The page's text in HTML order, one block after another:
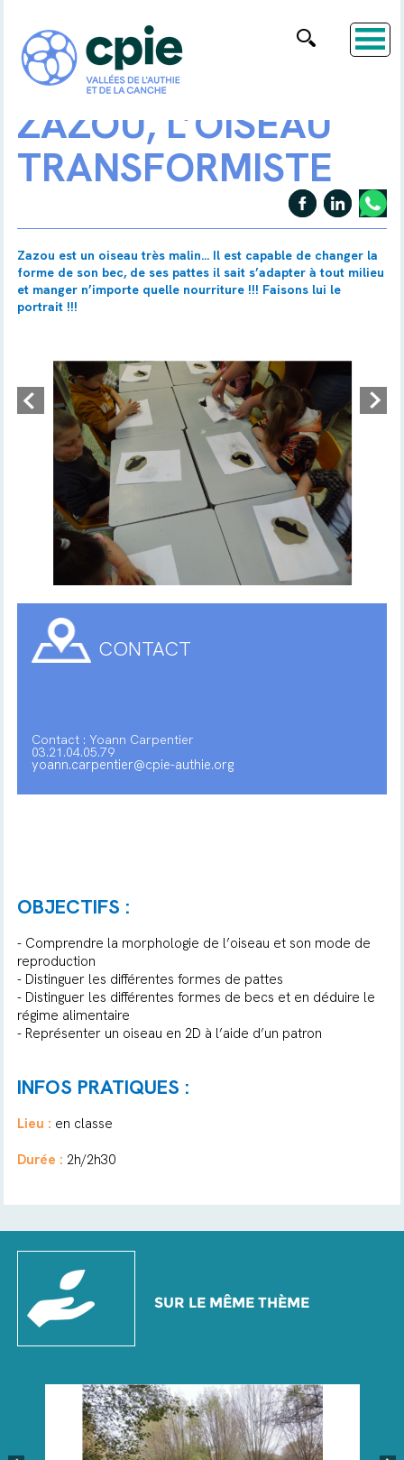
ZAZOU, L’OISEAU
TRANSFORMISTE
Zazou est un oiseau très malin... Il est capable de changer la
forme de son bec, de ses pattes il sait s’adapter à tout milieu
et manger n’importe quelle nourriture !!! Faisons lui le
portrait !!!
CONTACT
Contact : Yoann Carpentier
03.21.04.05.79
yoann.carpentier@cpie-authie.org
OBJECTIFS :
- Comprendre la morphologie de l’oiseau et son mode de
reproduction
- Distinguer les différentes formes de pattes
- Distinguer les différentes formes de becs et en déduire le
régime alimentaire
- Représenter un oiseau en 2D à l’aide d’un patron
INFOS PRATIQUES :
Lieu : en classe
Durée : 2h/2h30
SUR LE MÊME THÈME